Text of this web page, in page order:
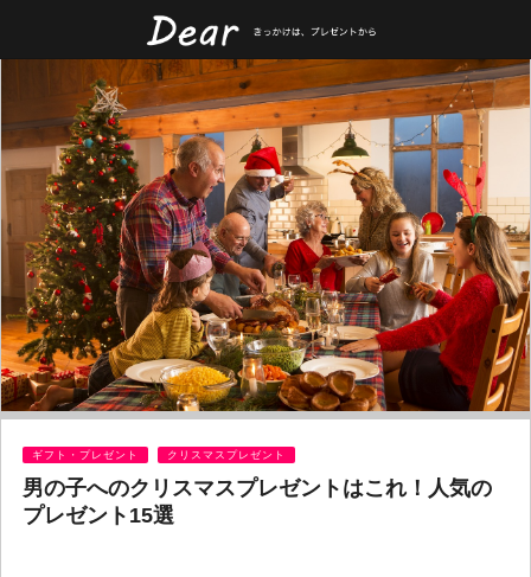
ギフト・プレゼント クリスマスプレゼント
男の子へのクリスマスプレゼントはこれ！人気の
プレゼント15選